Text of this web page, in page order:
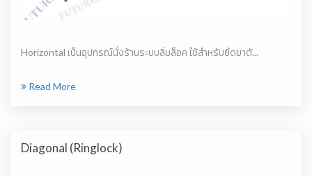
Horizontal เป็นอุปกรณ์นั่งร้านระบบลิ่มล็อค ใช้สำหรับยึดขาตั...
Read More
Diagonal (Ringlock)